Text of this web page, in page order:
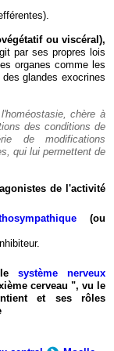
ou viscéral),
par ses propres lois
organes comme les
glandes exocrines
chère à
des conditions de
de modifications
qui lui permettent de
de l'activité
(ou
système nerveux
cerveau ", vu le
et ses rôles